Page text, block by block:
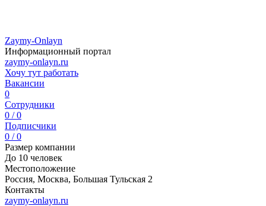
Zaymy-Onlayn
Информационный портал
zaymy-onlayn.ru
Хочу тут работать
Вакансии
0
Сотрудники
0 / 0
Подписчики
0 / 0
Размер компании
До 10 человек
Местоположение
Россия, Москва, Большая Тульская 2
Контакты
zaymy-onlayn.ru